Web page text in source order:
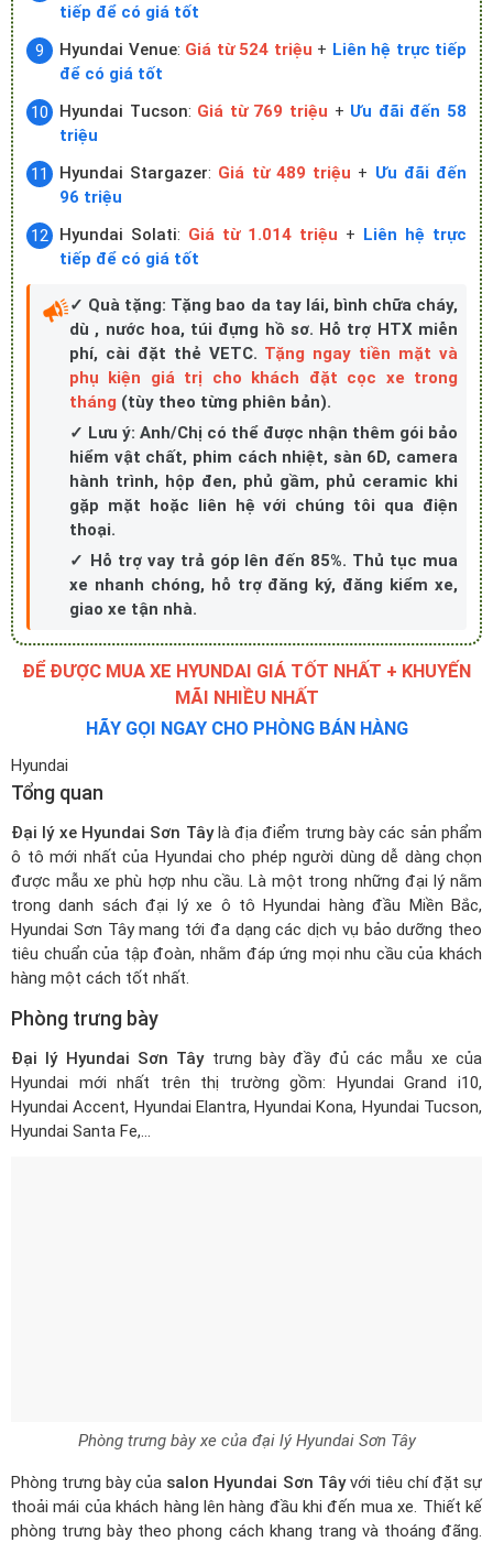
tiếp để có giá tốt
Hyundai Venue: Giá từ 524 triệu + Liên hệ trực tiếp
để có giá tốt
Hyundai Tucson: Giá từ 769 triệu + Ưu đãi đến 58
triệu
Hyundai Stargazer: Giá từ 489 triệu + Ưu đãi đến
96 triệu
Hyundai Solati: Giá từ 1.014 triệu + Liên hệ trực
tiếp để có giá tốt
✓ Quà tặng: Tặng bao da tay lái, bình chữa cháy,
dù , nước hoa, túi đựng hồ sơ. Hỗ trợ HTX miễn
phí, cài đặt thẻ VETC. Tặng ngay tiền mặt và
phụ kiện giá trị cho khách đặt cọc xe trong
tháng (tùy theo từng phiên bản).
✓ Lưu ý: Anh/Chị có thể được nhận thêm gói bảo
hiểm vật chất, phim cách nhiệt, sàn 6D, camera
hành trình, hộp đen, phủ gầm, phủ ceramic khi
gặp mặt hoặc liên hệ với chúng tôi qua điện
thoại.
✓ Hỗ trợ vay trả góp lên đến 85%. Thủ tục mua
xe nhanh chóng, hỗ trợ đăng ký, đăng kiểm xe,
giao xe tận nhà.
ĐỂ ĐƯỢC MUA XE HYUNDAI GIÁ TỐT NHẤT + KHUYẾN
MÃI NHIỀU NHẤT
HÃY GỌI NGAY CHO PHÒNG BÁN HÀNG
Hyundai
Tổng quan
Đại lý xe Hyundai Sơn Tâylà địa điểm trưng bày các sản phẩm
ô tô mới nhất của Hyundai cho phép người dùng dễ dàng chọn
được mẫu xe phù hợp nhu cầu. Là một trong những đại lý nằm
trongdanh sách đại lý xe ô tô Hyundai hàng đầu Miền Bắc,
Hyundai Sơn Tây mang tới đa dạng các dịch vụ bảo dưỡng theo
tiêu chuẩn của tập đoàn, nhằm đáp ứng mọi nhu cầu của khách
hàng một cách tốt nhất.
Phòng trưng bày
Đại lý Hyundai Sơn Tâytrưng bày đầy đủ các mẫu xe của
Hyundai mới nhất trên thị trường gồm: Hyundai Grand i10,
Hyundai Accent, Hyundai Elantra, Hyundai Kona, Hyundai Tucson,
Hyundai Santa Fe,…
Phòng trưng bày xe của đại lý Hyundai Sơn Tây
Phòng trưng bày của salon Hyundai Sơn Tâyvới tiêu chí đặt sự
thoải mái của khách hàng lên hàng đầu khi đến mua xe. Thiết kế
phòng trưng bày theo phong cách khang trang và thoáng đãng.